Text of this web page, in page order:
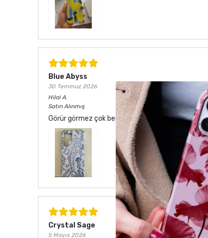
Blue Abyss
30 Temmuz 2026
Hilal A.
Satın Alınmış
Görür görmez çok beğendim. Hem desen olarak
Crystal Sage
5 Mayıs 2026